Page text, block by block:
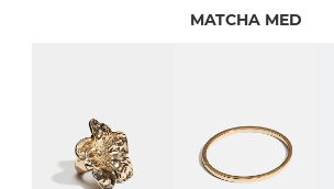
MATCHA MED